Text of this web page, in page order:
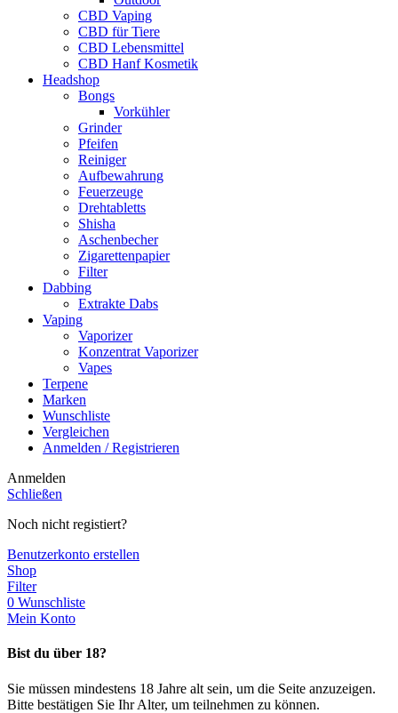
CBD Vaping
CBD für Tiere
CBD Lebensmittel
CBD Hanf Kosmetik
Headshop
Bongs
Vorkühler
Grinder
Pfeifen
Reiniger
Aufbewahrung
Feuerzeuge
Drehtabletts
Shisha
Aschenbecher
Zigarettenpapier
Filter
Dabbing
Extrakte Dabs
Vaping
Vaporizer
Konzentrat Vaporizer
Vapes
Terpene
Marken
Wunschliste
Vergleichen
Anmelden / Registrieren
Anmelden
Schließen
Noch nicht registiert?
Benutzerkonto erstellen
Shop
Filter
0 Wunschliste
Mein Konto
Bist du über 18?
Sie müssen mindestens 18 Jahre alt sein, um die Seite anzuzeigen.
Bitte bestätigen Sie Ihr Alter, um teilnehmen zu können.